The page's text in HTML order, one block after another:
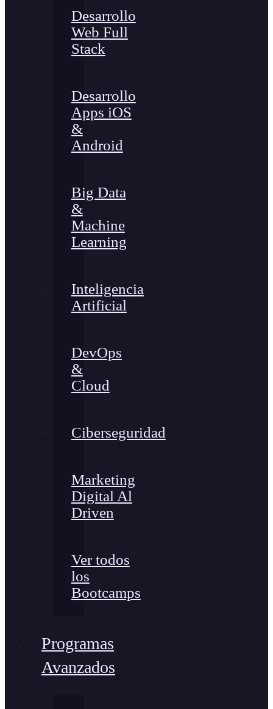
Desarrollo
Web Full
Stack
Desarrollo
Apps iOS
&
Android
Big Data
&
Machine
Learning
Inteligencia
Artificial
DevOps
&
Cloud
Ciberseguridad
Marketing
Digital Al
Driven
Ver todos
los
Bootcamps
Programas
Avanzados